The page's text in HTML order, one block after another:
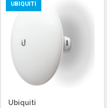
UBIQUITI
Ubiquiti